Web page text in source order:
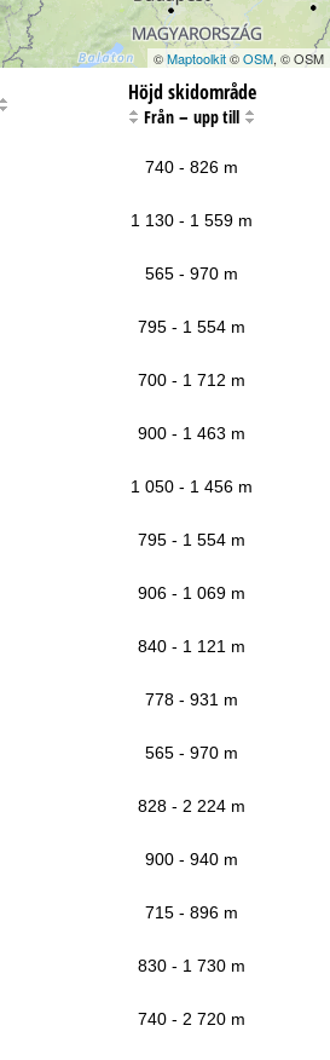
©Maptoolkit©OSM, © OSM
Höjd skidområde
Från –upp till
740 - 826 m
1 130 - 1 559 m
565 - 970 m
795 - 1 554 m
700 - 1 712 m
900 - 1 463 m
1 050 - 1 456 m
795 - 1 554 m
906 - 1 069 m
840 - 1 121 m
778 - 931 m
565 - 970 m
828 - 2 224 m
900 - 940 m
715 - 896 m
830 - 1 730 m
740 - 2 720 m